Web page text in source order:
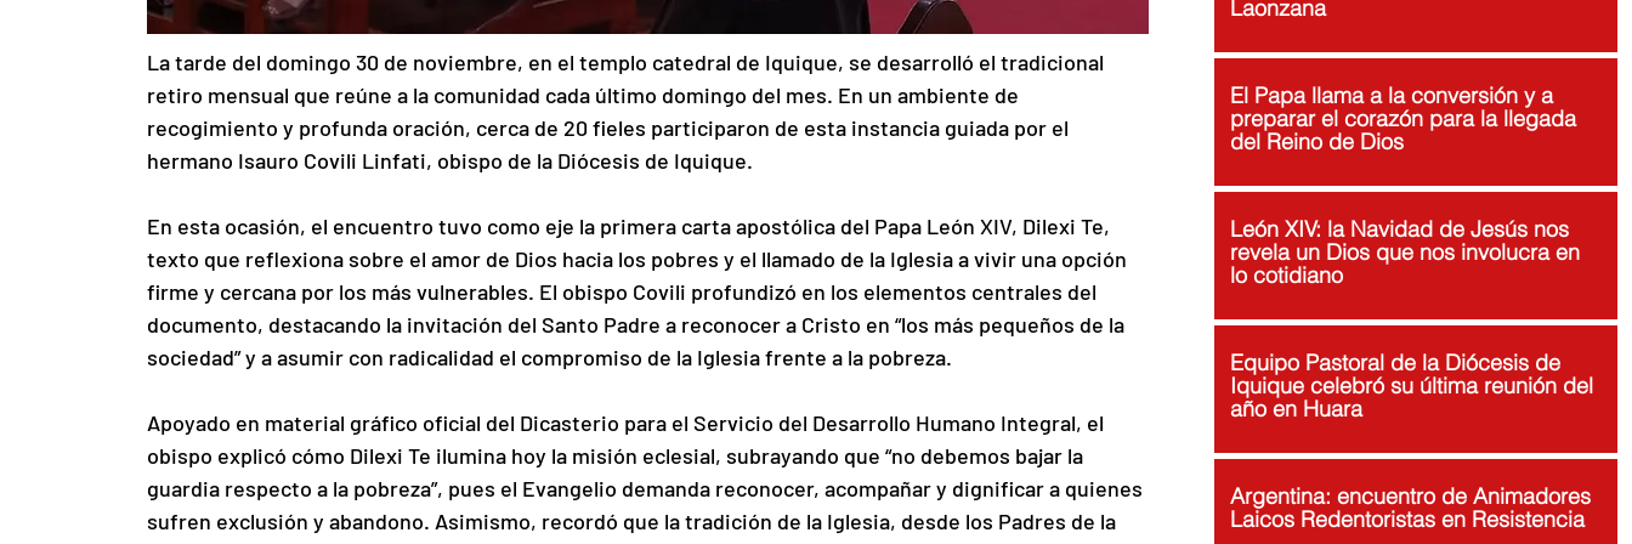
La tarde del domingo 30 de noviembre, en el templo catedral de Iquique, se desarrolló el tradicional
retiro mensual que reúne a la comunidad cada último domingo del mes. En un ambiente de
recogimiento y profunda oración, cerca de 20 fieles participaron de esta instancia guiada por el
hermano Isauro Covili Linfati, obispo de la Diócesis de Iquique.
En esta ocasión, el encuentro tuvo como eje la primera carta apostólica del Papa León XIV, Dilexi Te,
texto que reflexiona sobre el amor de Dios hacia los pobres y el llamado de la Iglesia a vivir una opción
firme y cercana por los más vulnerables. El obispo Covili profundizó en los elementos centrales del
documento, destacando la invitación del Santo Padre a reconocer a Cristo en “los más pequeños de la
sociedad” y a asumir con radicalidad el compromiso de la Iglesia frente a la pobreza.
Apoyado en material gráfico oficial del Dicasterio para el Servicio del Desarrollo Humano Integral, el
obispo explicó cómo Dilexi Te ilumina hoy la misión eclesial, subrayando que “no debemos bajar la
guardia respecto a la pobreza”, pues el Evangelio demanda reconocer, acompañar y dignificar a quienes
sufren exclusión y abandono. Asimismo, recordó que la tradición de la Iglesia, desde los Padres de la
Laonzana
El Papa llama a la conversión y a
preparar el corazón para la llegada
del Reino de Dios
León XIV: la Navidad de Jesús nos
revela un Dios que nos involucra en
lo cotidiano
Equipo Pastoral de la Diócesis de
Iquique celebró su última reunión del
año en Huara
Argentina: encuentro de Animadores
Laicos Redentoristas en Resistencia